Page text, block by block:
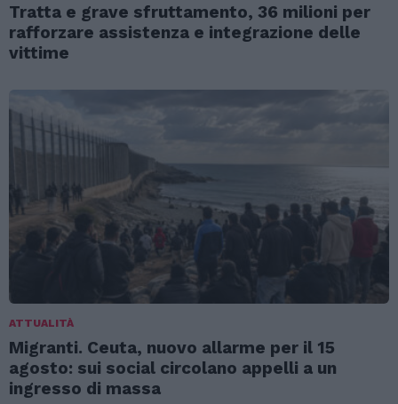
Tratta e grave sfruttamento, 36 milioni per
rafforzare assistenza e integrazione delle
vittime
ATTUALITÀ
Migranti. Ceuta, nuovo allarme per il 15
agosto: sui social circolano appelli a un
ingresso di massa